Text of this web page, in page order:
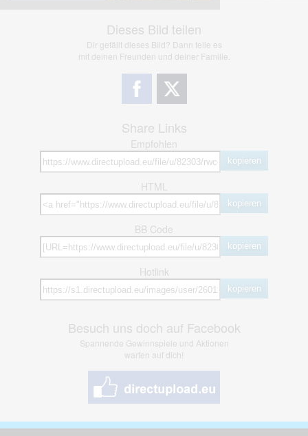
Dieses Bild teilen
Dir gefällt dieses Bild? Dann teile es
mit deinen Freunden und deiner Familie.
Share Links
Empfohlen
kopieren
HTML
kopieren
BB Code
kopieren
Hotlink
kopieren
Besuch uns doch auf Facebook
Spannende Gewinnspiele und Aktionen
warten auf dich!